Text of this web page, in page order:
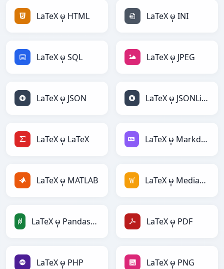
LaTeX မှ HTML LaTeX မှ INI
LaTeX မှ SQL LaTeX မှ JPEG
LaTeX မှ JSON LaTeX မှ JSONLines
LaTeX မှ LaTeX LaTeX မှ Markdown
LaTeX မှ MATLAB LaTeX မှ MediaWiki
LaTeX မှ PandasDataFrame LaTeX မှ PDF
LaTeX မှ PHP LaTeX မှ PNG